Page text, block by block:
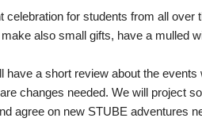
celebration for students from all
also small gifts, have a mulled
have a short review about the
changes needed. We will project
agree on new STUBE adventures